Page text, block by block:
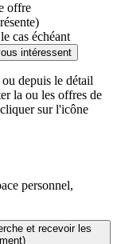
offre
cas échéant
intéressent
depuis le détail
la ou les offres de
sur l'icône
personnel,
et recevoir les